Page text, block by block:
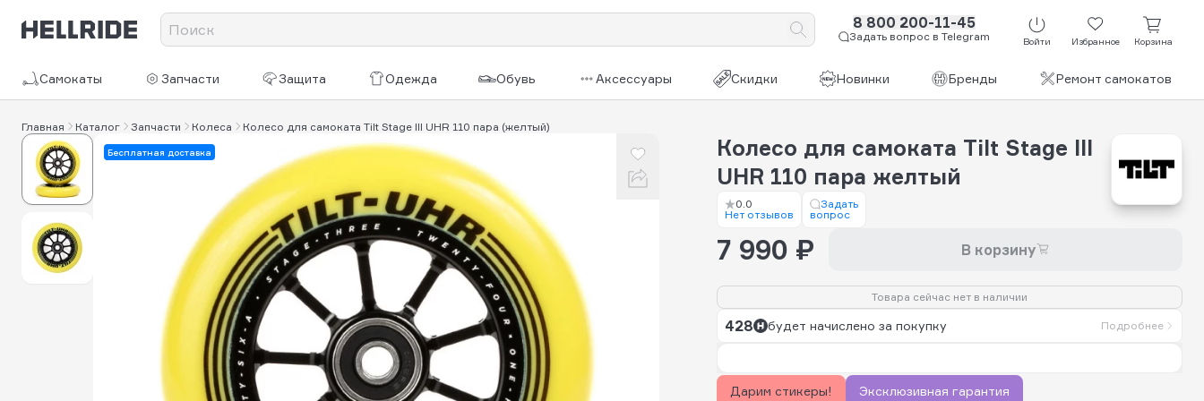
8 800 200-11-45
Задать вопрос в Telegram Войти Избранное Корзина
Самокаты Запчасти Защита Одежда Обувь Аксессуары Скидки Новинки Бренды Ремонт самокатов
Главная Каталог Запчасти Колеса Колесо для самоката Tilt Stage III UHR 110 пара (желтый)
Бесплатная доставка
Колесо для самоката Tilt Stage III
UHR 110 пара желтый
0.0
Нет отзывов
Задать
вопрос
7 990 ₽ В корзину
Товара сейчас нет в наличии
428 будет начислено за покупку Подробнее
Дарим стикеры! Эксклюзивная гарантия